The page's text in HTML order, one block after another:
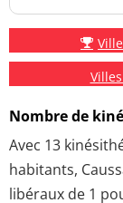
Nombre de
Avec 13
habitants,
libéraux de 1